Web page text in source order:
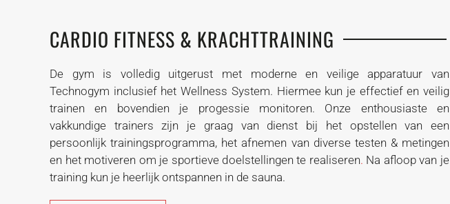
CARDIO FITNESS & KRACHTTRAINING
De gym is volledig uitgerust met moderne en veilige apparatuur van
Technogym inclusief het Wellness System. Hiermee kun je effectief en veilig
trainen en bovendien je progessie monitoren. Onze enthousiaste en
vakkundige trainers zijn je graag van dienst bij het opstellen van een
persoonlijk trainingsprogramma, het afnemen van diverse testen & metingen
en het motiveren om je sportieve doelstellingen te realiseren. Na afloop van je
training kun je heerlijk ontspannen in de sauna.